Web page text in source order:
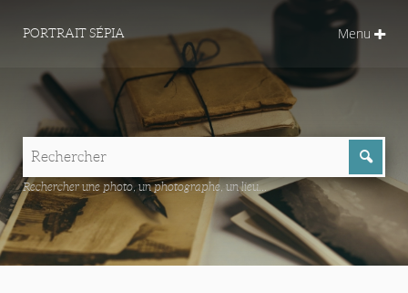
PORTRAIT SÉPIA Menu
Rechercher une photo, un photographe, un lieu...